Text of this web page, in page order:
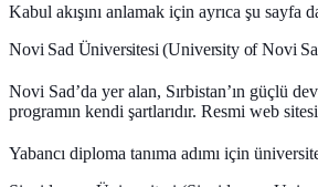
Kabul akışını anlamak için ayrıca şu sayfa
Novi Sad Üniversitesi (University of Novi
Novi Sad’da yer alan, Sırbistan’ın güçlü
programın kendi şartlarıdır. Resmi web
Yabancı diploma tanıma adımı için